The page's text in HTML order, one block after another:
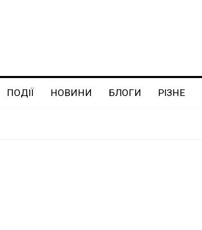
ПОДІЇ НОВИНИ БЛОГИ РІЗНЕ